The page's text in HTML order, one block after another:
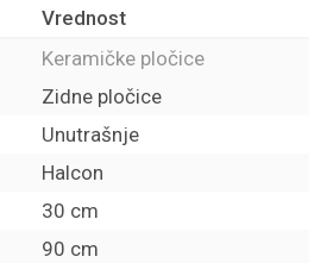
Vrednost
Keramičke pločice
Zidne pločice
Unutrašnje
Halcon
30 cm
90 cm